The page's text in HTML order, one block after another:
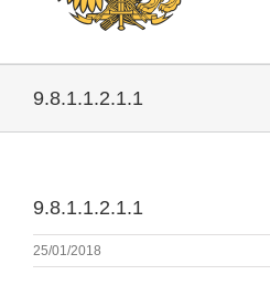
9.8.1.1.2.1.1
9.8.1.1.2.1.1
25/01/2018